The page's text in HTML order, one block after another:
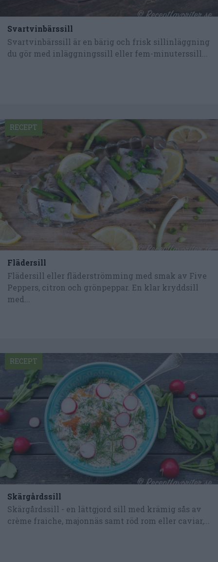
Svartvinbärssill
Svartvinbärssill är en bärig och frisk sillinläggning
du gör med inläggningssill eller fem-minuterssill...
Flädersill
Flädersill eller fläderströmming med smak av Five
Peppers, citron och grönpeppar. En klar kryddsill
med...
RECEPT
Skärgårdssill
Skärgårdssill - en lättgjord sill med krämig sås av
crème fraiche, majonnäs samt röd rom eller caviar,...
RECEPT